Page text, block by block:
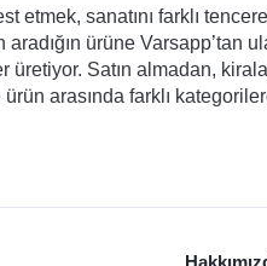
etmek, sanatını farklı
ürüne Varsapp’tan
Satın almadan,
arasında farklı